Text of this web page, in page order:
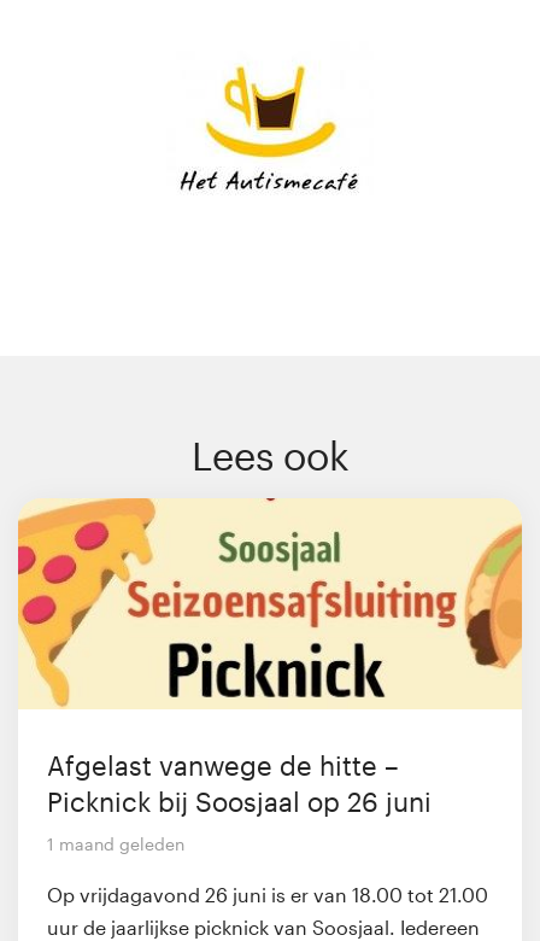
Lees ook
Afgelast vanwege de hitte –
Picknick bij Soosjaal op 26 juni
1 maand geleden
Op vrijdagavond 26 juni is er van 18.00 tot 21.00
uur de jaarlijkse picknick van Soosjaal. Iedereen